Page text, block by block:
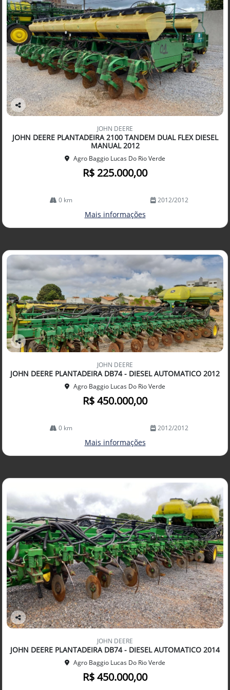
Co
arti
lhe
JOHN DEERE
JOHN DEERE PLANTADEIRA 2100 TANDEM DUAL FLEX DIESEL
MANUAL 2012
Agro Baggio Lucas Do Rio Verde
R$ 225.000,00
0 km 2012/2012
Mais informações
Co
arti
lhe
JOHN DEERE
JOHN DEERE PLANTADEIRA DB74 - DIESEL AUTOMATICO 2012
Agro Baggio Lucas Do Rio Verde
R$ 450.000,00
0 km 2012/2012
Mais informações
Co
arti
lhe
JOHN DEERE
JOHN DEERE PLANTADEIRA DB74 - DIESEL AUTOMATICO 2014
Agro Baggio Lucas Do Rio Verde
R$ 450.000,00